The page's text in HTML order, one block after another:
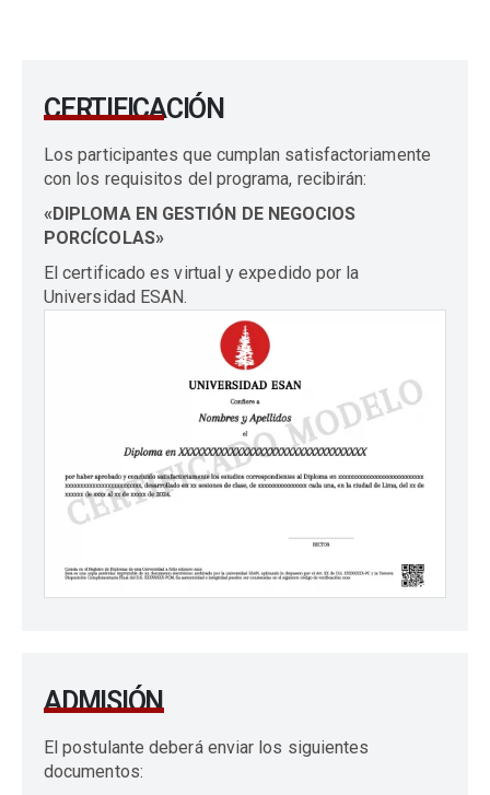
CERTIFICACIÓN
Los participantes que cumplan satisfactoriamente
con los requisitos del programa, recibirán:
«DIPLOMA EN GESTIÓN DE NEGOCIOS
PORCÍCOLAS»
El certificado es virtual y expedido por la
Universidad ESAN.
ADMISIÓN
El postulante deberá enviar los siguientes
documentos: